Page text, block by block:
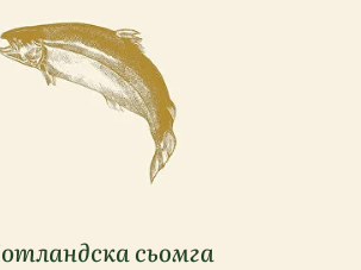
сьомга